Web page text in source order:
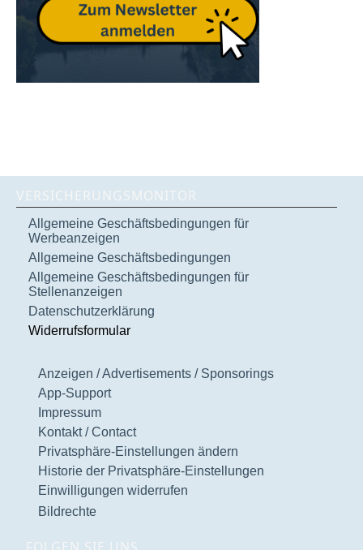
VERSICHERUNGSMONITOR
Allgemeine Geschäftsbedingungen für
Werbeanzeigen
Allgemeine Geschäftsbedingungen
Allgemeine Geschäftsbedingungen für
Stellenanzeigen
Datenschutzerklärung
Widerrufsformular
Anzeigen / Advertisements / Sponsorings
App-Support
Impressum
Kontakt / Contact
Privatsphäre-Einstellungen ändern
Historie der Privatsphäre-Einstellungen
Einwilligungen widerrufen
Bildrechte